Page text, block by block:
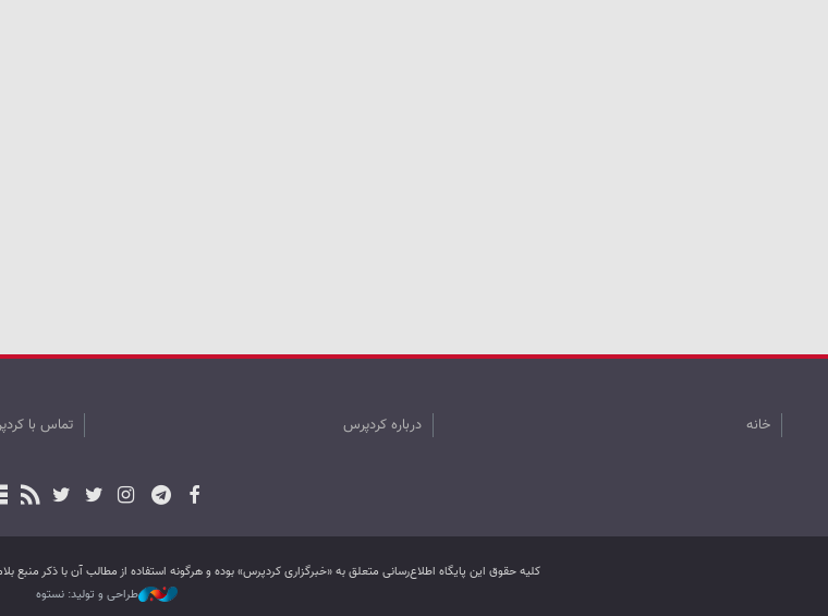
خانه درباره کردپرس تماس با
کليه حقوق اين پایگاه اطلاع‌رسانی متعلق به «خبرگزاری کردپرس» بوده و هرگونه استفاده از مطالب آن با ذکر
طراحی و تولید: نستوه